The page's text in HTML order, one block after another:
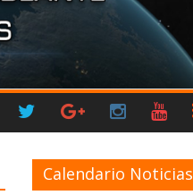
Calendario Noticias